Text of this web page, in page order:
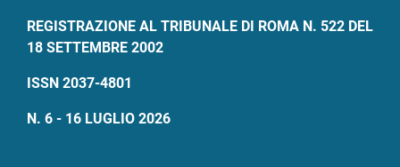
REGISTRAZIONE AL TRIBUNALE DI ROMA N. 522 DEL
18 SETTEMBRE 2002
ISSN 2037-4801
N. 6 - 16 LUGLIO 2026